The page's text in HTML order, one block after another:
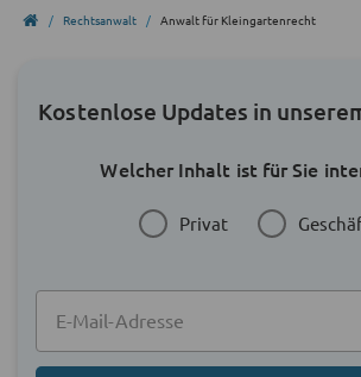
Rechtsanwalt Anwalt für Kleingartenrecht
Kostenlose Updates in
Welcher Inhalt ist für Sie
Privat